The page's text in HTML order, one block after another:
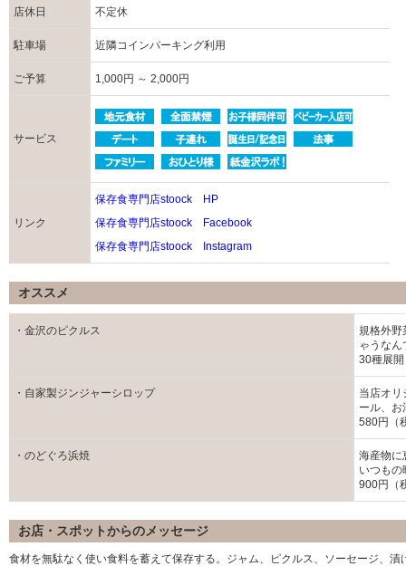
店休日 不定休
駐車場 近隣コインパーキング利用
ご予算 1,000円 ～ 2,000円
サービス
リンク
保存食専門店stoock HP
保存食専門店stoock Facebook
保存食専門店stoock Instagram
オススメ
・金沢のピクルス
規格外野
ゃうなん
30種展
・自家製ジンジャーシロップ
当店オリ
ール、お
580円（
・のどぐろ浜焼
海産物に
いつもの
900円（
お店・スポットからのメッセージ
食材を無駄なく使い食料を蓄えて保存する。ジャム、ピクルス、ソーセージ、